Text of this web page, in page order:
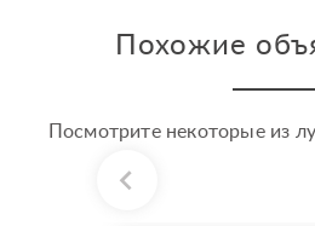
Похожие
Посмотрите некоторые из